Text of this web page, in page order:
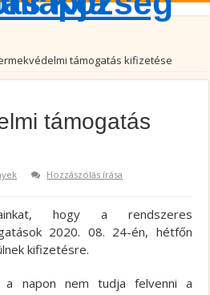
támogatás kifizetése
támogatás
Hozzászólás írása
hogy a rendszeres
2020. 08. 24-én, hétfőn
kifizetésre.
napon nem tudja felvenni a